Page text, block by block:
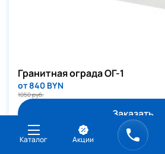
Гранитная ограда ОГ-1
от 840 BYN
1050 руб.
Заказать
Подробнее
Каталог Акции